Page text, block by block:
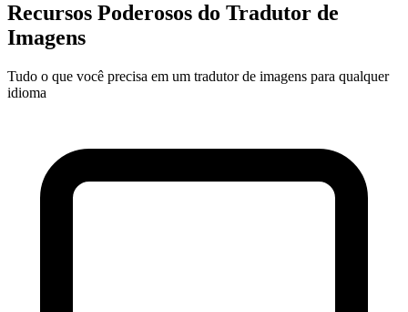
Recursos Poderosos do Tradutor de
Imagens
Tudo o que você precisa em um tradutor de imagens para qualquer
idioma